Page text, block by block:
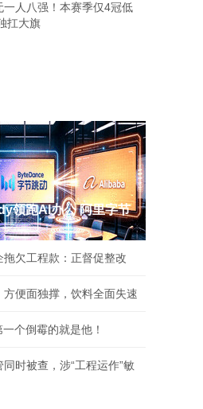
一人八强！本赛季仅4冠低
扛大旗
领跑AI办公 阿里字节
欠工程款：正督促整改
便面独撑，饮料全面失速
个倒霉的就是他！
时被查，涉“工程运作”敏